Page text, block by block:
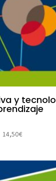
y
14,50€